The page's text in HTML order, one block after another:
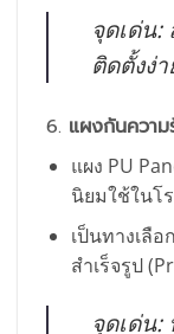
จุดเด่น
ติดตั้งง่
6. แผงกันควา
แผง PU
นิยมใช้ในโ
เป็นทางเลื
สำเร็จรูป
จุดเด่น: